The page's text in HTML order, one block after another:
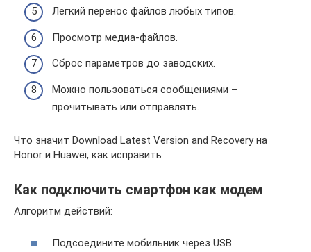
Легкий перенос файлов любых типов.
Просмотр медиа-файлов.
Сброс параметров до заводских.
Можно пользоваться сообщениями –
прочитывать или отправлять.
Что значит Download Latest Version and Recovery на
Honor и Huawei, как исправить
Как подключить смартфон как модем
Алгоритм действий:
Подсоедините мобильник через USB.